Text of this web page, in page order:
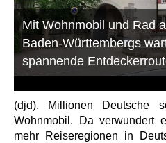
Mit Wohnmobil und Rad
Baden-Württembergs
spannende
(djd). Millionen Deutsche
Wohnmobil. Da verwundert
mehr Reiseregionen in